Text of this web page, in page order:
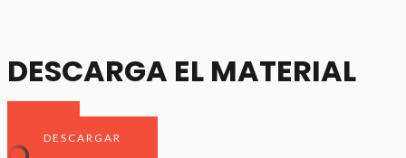
DESCARGA EL MATERIAL
DESCARGAR